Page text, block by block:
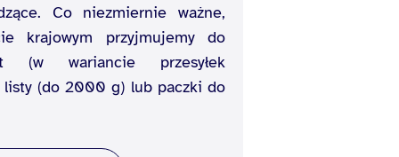
Co niezmiernie ważne,
krajowym przyjmujemy do
(w wariancie przesyłek
listy (do 2000 g) lub paczki do